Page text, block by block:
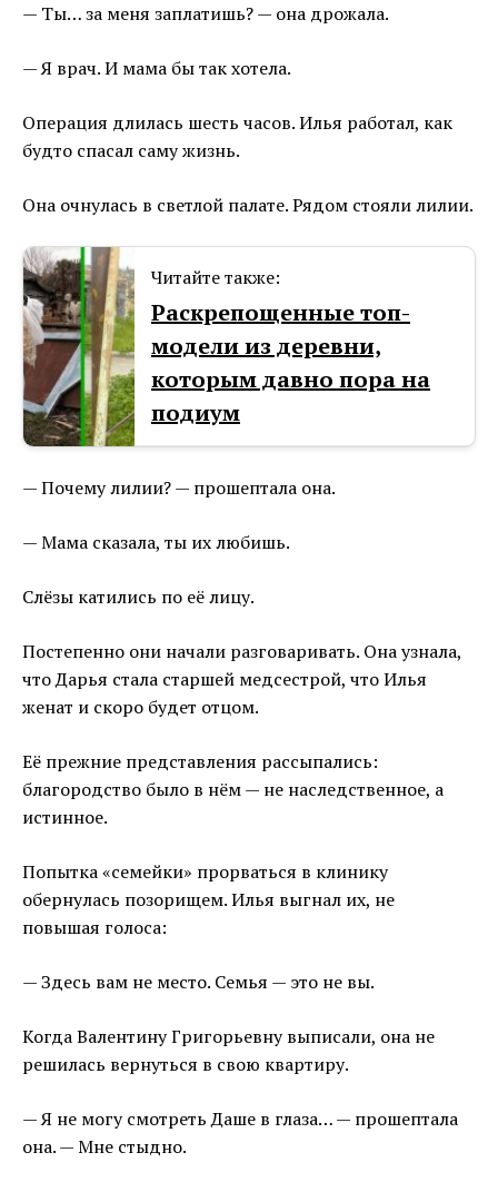
— Ты… за меня заплатишь? — она дрожала.
— Я врач. И мама бы так хотела.
Операция длилась шесть часов. Илья работал, как
будто спасал саму жизнь.
Она очнулась в светлой палате. Рядом стояли лилии.
Читайте также:
Раскрепощенные топ-
модели из деревни,
которым давно пора на
подиум
— Почему лилии? — прошептала она.
— Мама сказала, ты их любишь.
Слёзы катились по её лицу.
Постепенно они начали разговаривать. Она узнала,
что Дарья стала старшей медсестрой, что Илья
женат и скоро будет отцом.
Её прежние представления рассыпались:
благородство было в нём — не наследственное, а
истинное.
Попытка «семейки» прорваться в клинику
обернулась позорищем. Илья выгнал их, не
повышая голоса:
— Здесь вам не место. Семья — это не вы.
Когда Валентину Григорьевну выписали, она не
решилась вернуться в свою квартиру.
— Я не могу смотреть Даше в глаза… — прошептала
она. — Мне стыдно.